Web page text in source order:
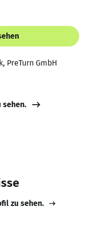
PreTurn GmbH
sehen.
zu sehen.